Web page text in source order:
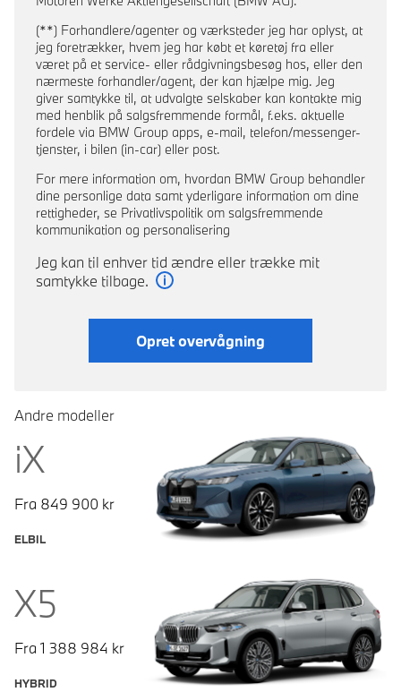
(**) Forhandlere/agenter og værksteder jeg har oplyst, at
jeg foretrækker, hvem jeg har købt et køretøj fra eller
været på et service- eller rådgivningsbesøg hos, eller den
nærmeste forhandler/agent, der kan hjælpe mig. Jeg
giver samtykke til, at udvalgte selskaber kan kontakte mig
med henblik på salgsfremmende formål, f.eks. aktuelle
fordele via BMW Group apps, e-mail, telefon/messenger-
tjenster, i bilen (in-car) eller post.
For mere information om, hvordan BMW Group behandler
dine personlige data samt yderligare information om dine
rettigheder, se Privatlivspolitik om salgsfremmende
kommunikation og personalisering
Jeg kan til enhver tid ændre eller trække mit
samtykke tilbage.
Opret overvågning
Andre modeller
iX
Fra 849 900 kr
ELBIL
X5
Fra 1 388 984 kr
HYBRID